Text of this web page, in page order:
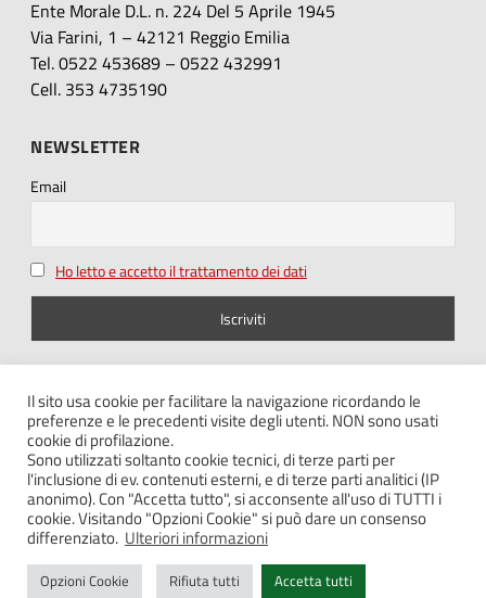
Ente Morale D.L. n. 224 Del 5 Aprile 1945
Via Farini, 1 – 42121 Reggio Emilia
Tel. 0522 453689 – 0522 432991
Cell. 353 4735190
NEWSLETTER
Email
Ho letto e accetto il trattamento dei dati
SEGUICI SU
Note legali – Privacy
Contatti
Il sito usa cookie per facilitare la navigazione ricordando le
preferenze e le precedenti visite degli utenti. NON sono usati
cookie di profilazione.
Sono utilizzati soltanto cookie tecnici, di terze parti per
l'inclusione di ev. contenuti esterni, e di terze parti analitici (IP
anonimo). Con "Accetta tutto", si acconsente all'uso di TUTTI i
cookie. Visitando "Opzioni Cookie" si può dare un consenso
differenziato. Ulteriori informazioni
Opzioni Cookie Rifiuta tutti Accetta tutti